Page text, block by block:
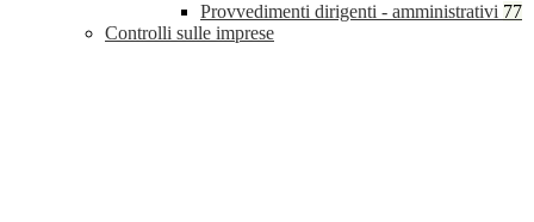
Provvedimenti dirigenti - amministrativi 77
Controlli sulle imprese